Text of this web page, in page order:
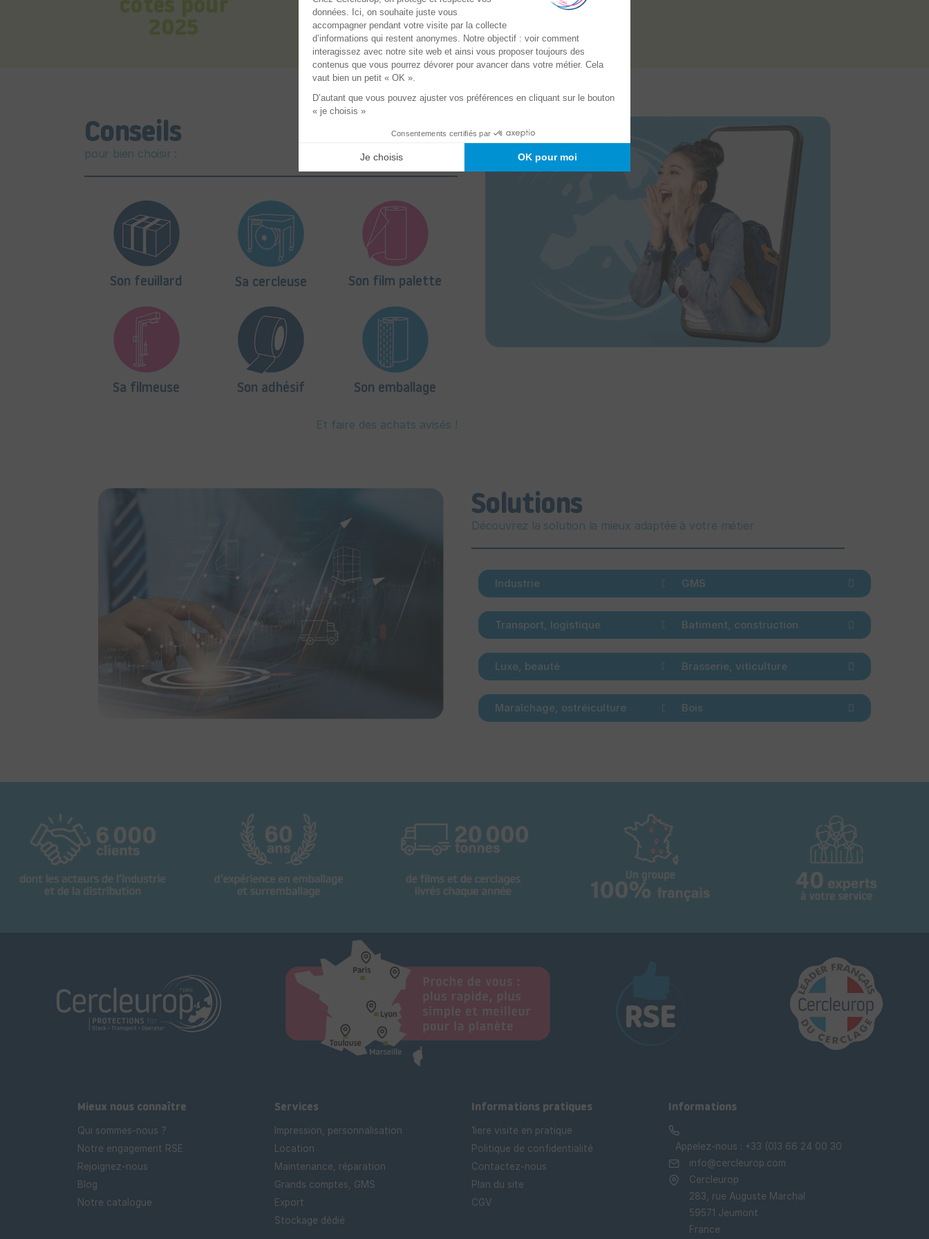
cotés pour
2025
Conseils
pour bien choisir :
Son feuillard Sa cercleuse Son film palette
Sa filmeuse Son adhésif Son emballage
Et faire des achats avisés !
Solutions
Découvrez la solution la mieux adaptée à votre métier
Industrie
Transport, logistique
Luxe, beauté
Maraîchage, ostréiculture
GMS
Batiment, construction
Brasserie, viticulture
Bois
Mieux nous connaître
Qui sommes-nous ?
Notre engagement RSE
Rejoignez-nous
Blog
Notre catalogue
Services
Impression, personnalisation
Location
Maintenance, réparation
Grands comptes, GMS
Export
Stockage dédié
Informations pratiques
1iere visite en pratique
Politique de confidentialité
Contactez-nous
Plan du site
CGV
Informations
Appelez-nous : +33 (0)3 66 24 00 30
info@cercleurop.com
Cercleurop
283, rue Auguste Marchal
59571 Jeumont
France